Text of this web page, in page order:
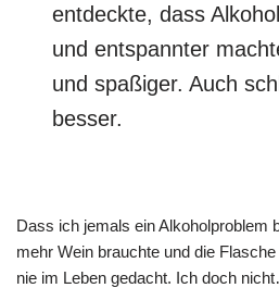
entdeckte, dass
und entspannter
und spaßiger. Auch
besser.
Dass ich jemals ein Alkoholproblem
mehr Wein brauchte und die
nie im Leben gedacht. Ich doch